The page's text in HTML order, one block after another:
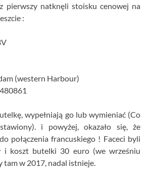
pierwszy natknęli stoisku cenowej na
:
(western Harbour)
wypełniają go lub wymieniać (Co
i powyżej, okazało się, że
połączenia francuskiego ! Faceci byli
i koszt butelki 30 euro (we wrześniu
tam w 2017, nadal istnieje.